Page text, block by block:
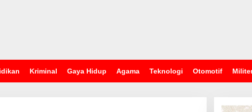
Kriminal Gaya Hidup Agama Teknologi Otomotif